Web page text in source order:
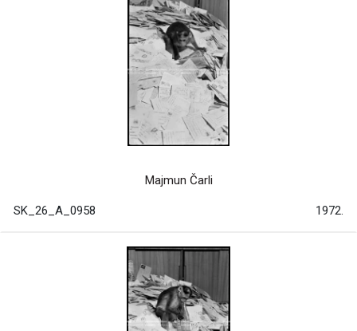
Majmun Čarli
SK_26_A_0958 1972.